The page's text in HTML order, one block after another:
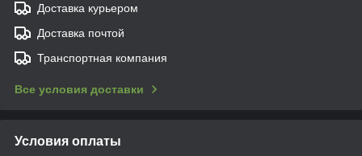
Доставка курьером
Доставка почтой
Транспортная компания
Все условия доставки
Условия оплаты